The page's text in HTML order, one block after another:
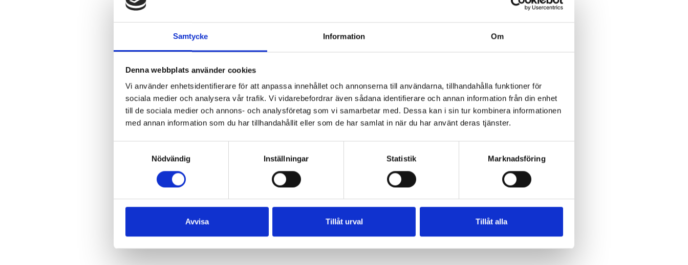
Samtycke Information Om
Denna webbplats använder cookies
Vi använder enhetsidentifierare för att anpassa innehållet och annonserna till användarna, tillhandahålla funktioner för
sociala medier och analysera vår trafik. Vi vidarebefordrar även sådana identifierare och annan information från din enhet
till de sociala medier och annons- och analysföretag som vi samarbetar med. Dessa kan i sin tur kombinera informationen
med annan information som du har tillhandahållit eller som de har samlat in när du har använt deras tjänster.
Nödvändig
Inställningar Statistik Marknadsföring
Avvisa Tillåt urval Tillåt alla